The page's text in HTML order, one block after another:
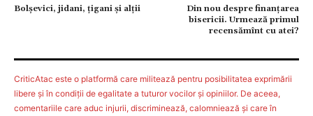
Bolșevici, jidani, țigani și alții
Din nou despre finanţarea
bisericii. Urmează primul
recensămînt cu atei?
CriticAtac este o platformă care militează pentru posibilitatea exprimării
libere şi în condiţii de egalitate a tuturor vocilor şi opiniilor. De aceea,
comentariile care aduc injurii, discriminează, calomniează şi care în